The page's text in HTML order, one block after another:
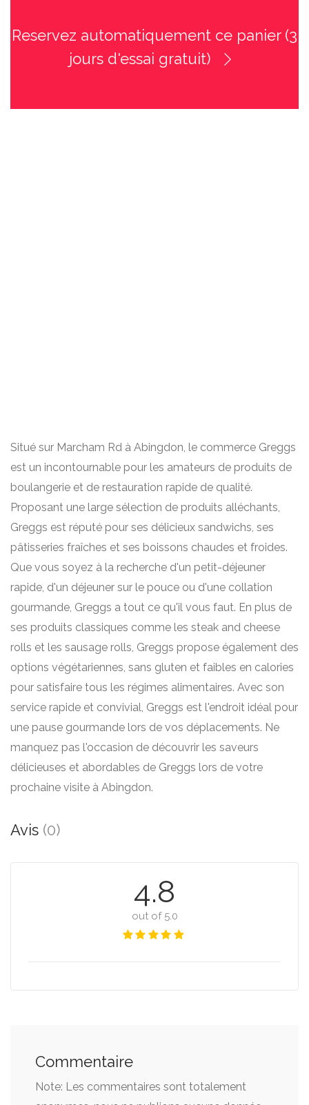
Reservez automatiquement ce panier (3
jours d'essai gratuit)
Situé sur Marcham Rd à Abingdon, le commerce Greggs
est un incontournable pour les amateurs de produits de
boulangerie et de restauration rapide de qualité.
Proposant une large sélection de produits alléchants,
Greggs est réputé pour ses délicieux sandwichs, ses
pâtisseries fraîches et ses boissons chaudes et froides.
Que vous soyez à la recherche d'un petit-déjeuner
rapide, d'un déjeuner sur le pouce ou d'une collation
gourmande, Greggs a tout ce qu'il vous faut. En plus de
ses produits classiques comme les steak and cheese
rolls et les sausage rolls, Greggs propose également des
options végétariennes, sans gluten et faibles en calories
pour satisfaire tous les régimes alimentaires. Avec son
service rapide et convivial, Greggs est l'endroit idéal pour
une pause gourmande lors de vos déplacements. Ne
manquez pas l'occasion de découvrir les saveurs
délicieuses et abordables de Greggs lors de votre
prochaine visite à Abingdon.
Avis (0)
4.8
out of 5.0
Commentaire
Note: Les commentaires sont totalement